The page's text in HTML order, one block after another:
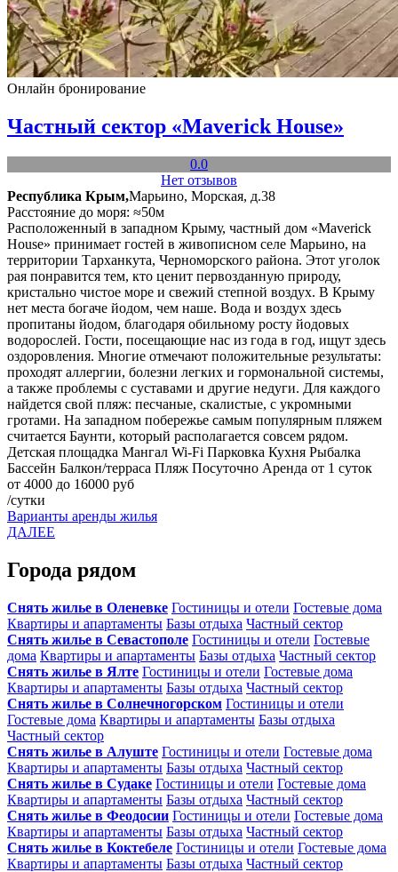
Онлайн бронирование
Частный сектор «Maverick House»
0.0
Нет отзывов
Республика Крым,Марьино, Морская, д.38
Расстояние до моря: ≈50м
Расположенный в западном Крыму, частный дом «Maverick
House» принимает гостей в живописном селе Марьино, на
территории Тарханкута, Черноморского района. Этот уголок
рая понравится тем, кто ценит первозданную природу,
кристально чистое море и свежий степной воздух. В Крыму
нет места богаче йодом, чем наше. Вода и воздух здесь
пропитаны йодом, благодаря обильному росту йодовых
водорослей. Гости, посещающие нас из года в год, ищут здесь
оздоровления. Многие отмечают положительные результаты:
проходят аллергии, болезни легких и гормональной системы,
а также проблемы с суставами и другие недуги. Для каждого
найдется свой пляж: песчаные, скалистые, с укромными
гротами. На западном побережье самым популярным пляжем
считается Баунти, который располагается совсем рядом.
Детская площадка Мангал Wi-Fi Парковка Кухня Рыбалка
Бассейн Балкон/терраса Пляж Посуточно Аренда от 1 суток
от 4000 до 16000 руб
/сутки
Варианты аренды жилья
ДАЛЕЕ
Города рядом
Снять жилье в Оленевке Гостиницы и отели Гостевые дома
Квартиры и апартаменты Базы отдыха Частный сектор
Снять жилье в Севастополе Гостиницы и отели Гостевые
дома Квартиры и апартаменты Базы отдыха Частный сектор
Снять жилье в Ялте Гостиницы и отели Гостевые дома
Квартиры и апартаменты Базы отдыха Частный сектор
Снять жилье в Солнечногорском Гостиницы и отели
Гостевые дома Квартиры и апартаменты Базы отдыха
Частный сектор
Снять жилье в Алуште Гостиницы и отели Гостевые дома
Квартиры и апартаменты Базы отдыха Частный сектор
Снять жилье в Судаке Гостиницы и отели Гостевые дома
Квартиры и апартаменты Базы отдыха Частный сектор
Снять жилье в Феодосии Гостиницы и отели Гостевые дома
Квартиры и апартаменты Базы отдыха Частный сектор
Снять жилье в Коктебеле Гостиницы и отели Гостевые дома
Квартиры и апартаменты Базы отдыха Частный сектор